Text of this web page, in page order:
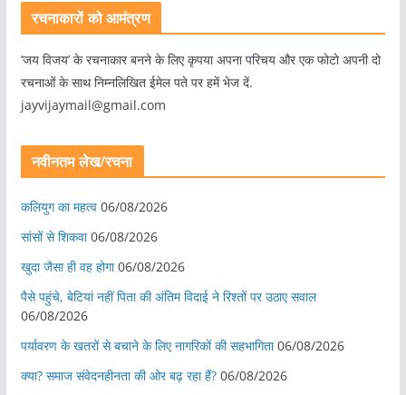
रचनाकारों को आमंत्रण
‘जय विजय’ के रचनाकार बनने के लिए कृपया अपना परिचय और एक फोटो अपनी दो
रचनाओं के साथ निम्नलिखित ईमेल पते पर हमें भेज दें.
jayvijaymail@gmail.com
नवीनतम लेख/रचना
कलियुग का महत्व 06/08/2026
सांसों से शिकवा 06/08/2026
खुदा जैसा ही वह होगा 06/08/2026
पैसे पहुंचे, बेटियां नहीं पिता की अंतिम विदाई ने रिश्तों पर उठाए सवाल
06/08/2026
पर्यावरण के खतरों से बचाने के लिए नागरिकों की सहभागिता 06/08/2026
क्या? समाज संवेदनहीनता की ओर बढ़ रहा हैं? 06/08/2026